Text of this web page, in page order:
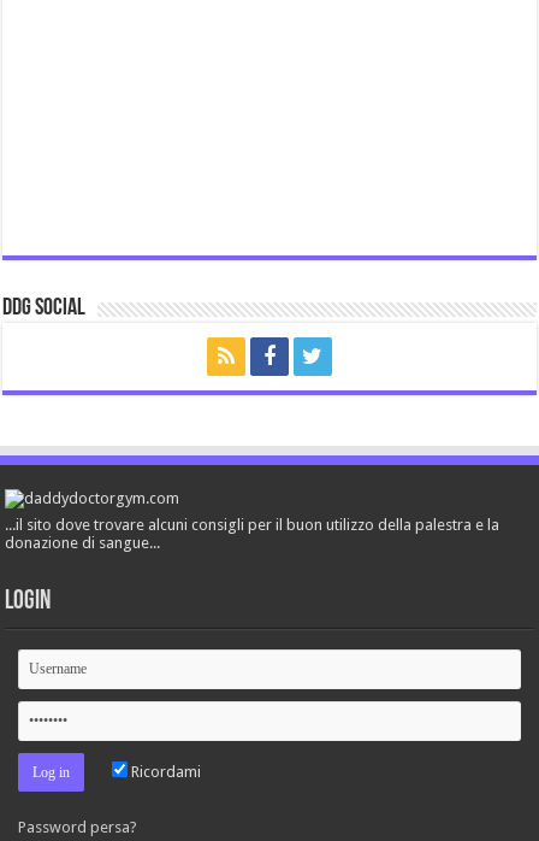
ddg Social
...il sito dove trovare alcuni consigli per il buon utilizzo della palestra e la
donazione di sangue...
Login
Ricordami
Password persa?